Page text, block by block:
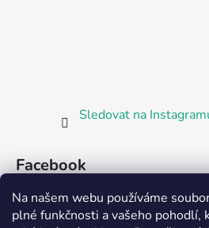
Na našem webu používáme
plné funkčnosti a vašeho pohodlí,
Sledovat na
Facebook